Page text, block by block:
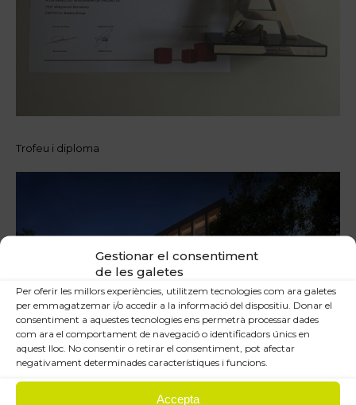
Gestionar el consentiment
de les galetes
Per oferir les millors experiències, utilitzem tecnologies com ara galetes
per emmagatzemar i/o accedir a la informació del dispositiu. Donar el
consentiment a aquestes tecnologies ens permetrà processar dades
com ara el comportament de navegació o identificadors únics en
aquest lloc. No consentir o retirar el consentiment, pot afectar
negativament determinades característiques i funcions.
Accepta
Trofeu i diploma